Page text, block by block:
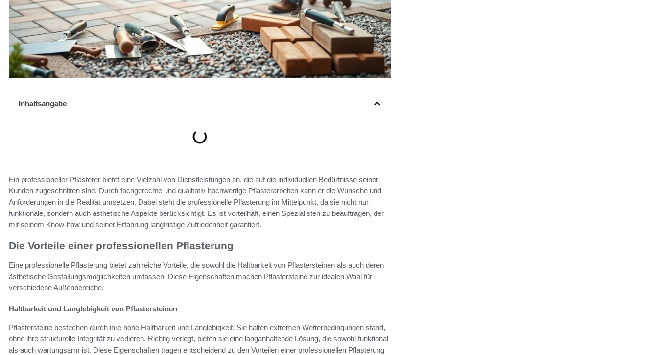
Inhaltsangabe
Ein professioneller Pflasterer bietet eine Vielzahl von Dienstleistungen an, die auf die individuellen Bedürfnisse seiner
Kunden zugeschnitten sind. Durch fachgerechte und qualitativ hochwertige Pflasterarbeiten kann er die Wünsche und
Anforderungen in die Realität umsetzen. Dabei steht die professionelle Pflasterung im Mittelpunkt, da sie nicht nur
funktionale, sondern auch ästhetische Aspekte berücksichtigt. Es ist vorteilhaft, einen Spezialisten zu beauftragen, der
mit seinem Know-how und seiner Erfahrung langfristige Zufriedenheit garantiert.
Die Vorteile einer professionellen Pflasterung
Eine professionelle Pflasterung bietet zahlreiche Vorteile, die sowohl die Haltbarkeit von Pflastersteinen als auch deren
ästhetische Gestaltungsmöglichkeiten umfassen. Diese Eigenschaften machen Pflastersteine zur idealen Wahl für
verschiedene Außenbereiche.
Haltbarkeit und Langlebigkeit von Pflastersteinen
Pflastersteine bestechen durch ihre hohe Haltbarkeit und Langlebigkeit. Sie halten extremen Wetterbedingungen stand,
ohne ihre strukturelle Integrität zu verlieren. Richtig verlegt, bieten sie eine langanhaltende Lösung, die sowohl funktional
als auch wartungsarm ist. Diese Eigenschaften tragen entscheidend zu den Vorteilen einer professionellen Pflasterung